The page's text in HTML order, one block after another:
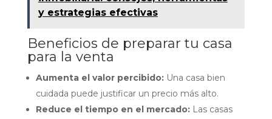
y estrategias efectivas
Beneficios de preparar tu casa
para la venta
Aumenta el valor percibido:Una casa bien
cuidada puede justificar un precio más alto.
Reduce el tiempo en el mercado:Las casas